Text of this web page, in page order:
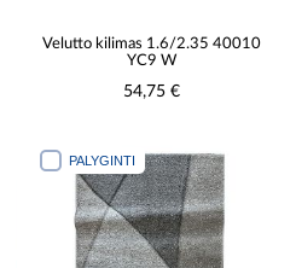
Velutto kilimas 1.6/2.35 40010
YC9 W
54,75 €
PALYGINTI